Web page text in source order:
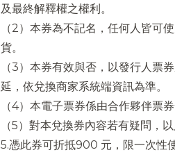
及最終解釋權之權利。
（2）本券為不記名，任何人皆可
貨。
（3）本券有效與否，以發行人票
延，依兌換商家系統端資訊為準。
（4）本電子票券係由合作夥伴票
（5）對本兌換券內容若有疑問，
5.憑此券可折抵900 元，限一次性